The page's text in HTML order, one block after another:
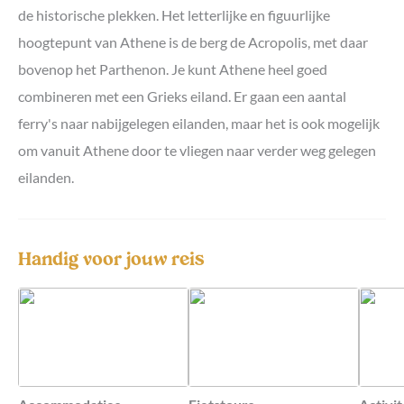
de historische plekken. Het letterlijke en figuurlijke
hoogtepunt van Athene is de berg de Acropolis, met daar
bovenop het Parthenon. Je kunt Athene heel goed
combineren met een Grieks eiland. Er gaan een aantal
ferry's naar nabijgelegen eilanden, maar het is ook mogelijk
om vanuit Athene door te vliegen naar verder weg gelegen
eilanden.
Handig voor jouw reis